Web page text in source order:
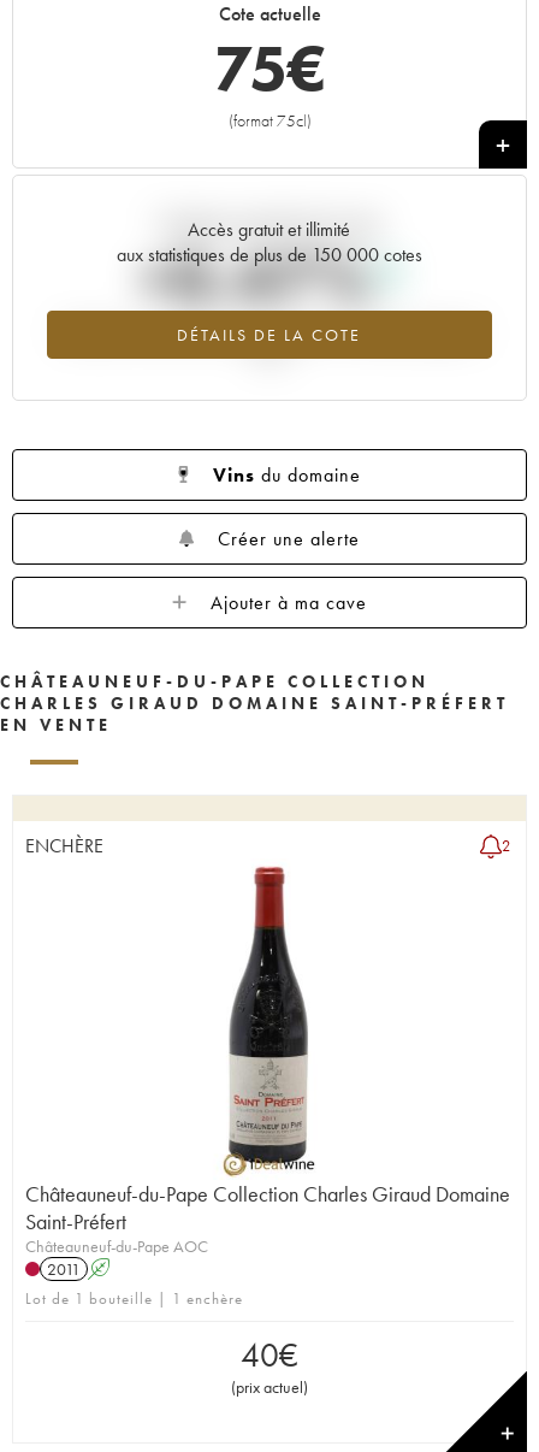
Cote actuelle
75€
(format 75cl)
+
Accès gratuit et illimité
aux statistiques de plus de 150 000 cotes
DÉTAILS DE LA COTE
Tendance actuelle de la cote
+0.47%
Tendance à la hausse du millésime 2009 en 2026 par rapport à
Vins du domaine
Créer une alerte
Ajouter à ma cave
CHÂTEAUNEUF-DU-PAPE COLLECTION
CHARLES GIRAUD DOMAINE SAINT-PRÉFERT
EN VENTE
ENCHÈRE 2
Châteauneuf-du-Pape Collection Charles Giraud Domaine
Saint-Préfert
Châteauneuf-du-Pape AOC
2011
A
Lot de 1 bouteille | 1 enchère
40€
(prix actuel)
✕